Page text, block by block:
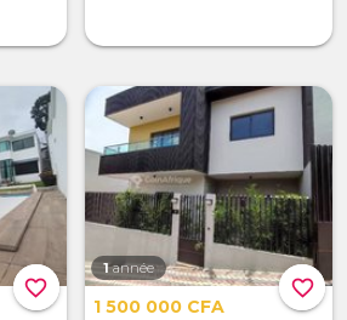
favorite_border favorite_border
1 année
1 500 000 CFA